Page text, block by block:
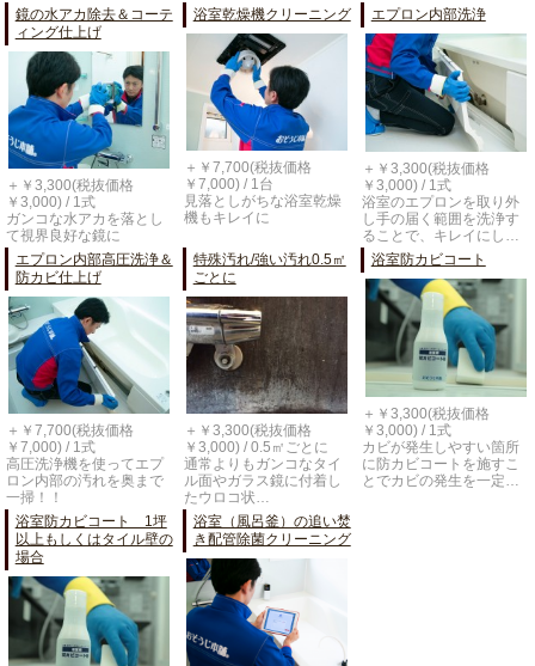
鏡の水アカ除去＆コーテ
ィング仕上げ
＋￥3,300(税抜価格
￥3,000) / 1式
ガンコな水アカを落とし
て視界良好な鏡に
浴室乾燥機クリーニング
＋￥7,700(税抜価格
￥7,000) / 1台
見落としがちな浴室乾燥
機もキレイに
エプロン内部洗浄
＋￥3,300(税抜価格
￥3,000) / 1式
浴室のエプロンを取り外
し手の届く範囲を洗浄す
ることで、キレイにし…
エプロン内部高圧洗浄＆
防カビ仕上げ
＋￥7,700(税抜価格
￥7,000) / 1式
高圧洗浄機を使ってエプ
ロン内部の汚れを奥まで
一掃！！
特殊汚れ/強い汚れ0.5㎡
ごとに
＋￥3,300(税抜価格
￥3,000) / 0.5㎡ごとに
通常よりもガンコなタイ
ル面やガラス鏡に付着し
たウロコ状…
浴室防カビコート
＋￥3,300(税抜価格
￥3,000) / 1式
カビが発生しやすい箇所
に防カビコートを施すこ
とでカビの発生を一定…
浴室防カビコート 1坪
以上もしくはタイル壁の
場合
浴室（風呂釜）の追い焚
き配管除菌クリーニング